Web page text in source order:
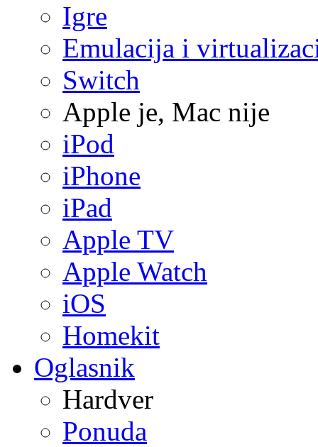
Igre
Emulacija i
Switch
Apple je, Mac nije
iPod
iPhone
iPad
Apple TV
Apple Watch
iOS
Homekit
Oglasnik
Hardver
Ponuda